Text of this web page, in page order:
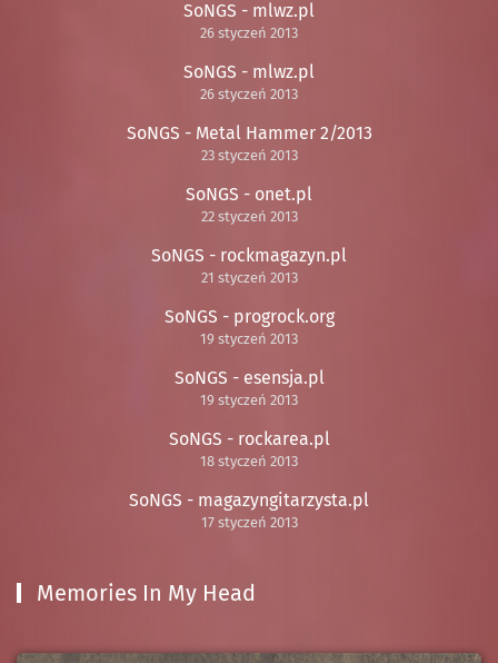
SoNGS - mlwz.pl
26 styczeń 2013
SoNGS - mlwz.pl
26 styczeń 2013
SoNGS - Metal Hammer 2/2013
23 styczeń 2013
SoNGS - onet.pl
22 styczeń 2013
SoNGS - rockmagazyn.pl
21 styczeń 2013
SoNGS - progrock.org
19 styczeń 2013
SoNGS - esensja.pl
19 styczeń 2013
SoNGS - rockarea.pl
18 styczeń 2013
SoNGS - magazyngitarzysta.pl
17 styczeń 2013
Memories In My Head